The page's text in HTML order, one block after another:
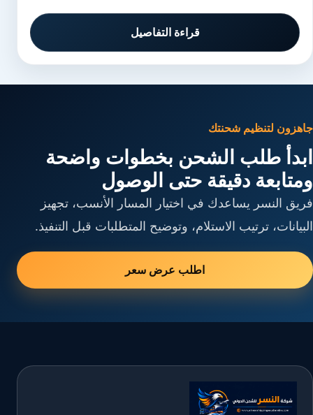
قراءة التفاصيل
جاهزون لتنظيم شحنتك
ابدأ طلب الشحن بخطوات واضحة
ومتابعة دقيقة حتى الوصول
فريق النسر يساعدك في اختيار المسار الأنسب، تجهيز
البيانات، ترتيب الاستلام، وتوضيح المتطلبات قبل التنفيذ.
اطلب عرض سعر